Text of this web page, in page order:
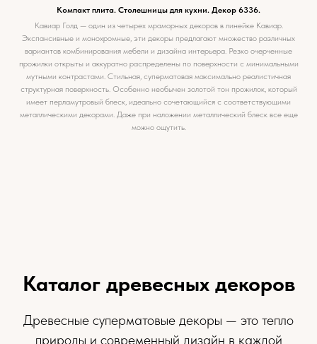
Компакт плита. Столешницы для кухни. Декор 6336.
Кавиар Голд — один из четырех мраморных декоров в линейке Кавиар.
Экспансивные и монохромные, эти декоры предлагают множество различных
вариантов комбинирования мебели и дизайна интерьера. Резко очерченные
прожилки открыты и аккуратно распределены по поверхности с минимальными
мутными контрастами. Стильная, суперматовая максимально реалистичная
структурная поверхность. Особенно необычен золотой тон прожилок, который
имеет перламутровый блеск, идеально сочетающийся с соответствующими
металлическими декорами. Даже при наложении металлический блеск все еще
можно ощутить.
Каталог древесных декоров
Древесные суперматовые декоры — это тепло
природы и современный дизайн в каждой